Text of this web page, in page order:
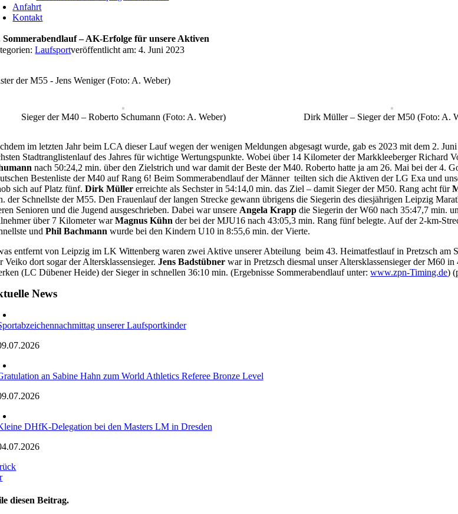
Anfahrt
Kontakt
Sommerabendlauf – AK-Erfolge für unsere Aktiven
Laufsportveröffentlicht am: 4. Juni 2023
der M55 - Jens Weniger (Foto: A. Weber)
Sieger der M40 – Roberto Schumann (Foto: A. Weber) Dirk Müller – Sieger der M50 (Foto: A.
im letzten Jahr beim LCA dieser Lauf wegen der wenigen Meldungen abgesagt wurde, gab es 2023 mit dem 2.
Stadtranglistenlauf des Jahres für wichtige Wertungspunkte. Wobei über 14 Kilometer der Markkleeberger Richard
nach 50:24,2 min. über den Zielstrich und war damit der Beste der M40. Roberto hatte ja am 26. Mai bei der 4.
Bestenliste der M40 auf Rang 6! Beim Sommerabendlauf der Männer teilten sich die Aktiven der LG Exa und
sich auf Platz fünf.Dirk Müller erreichte als Sechster in 54:14,0 min. das Ziel – damit Sieger der M50. Rang acht für
der Schnellste der M55. Den Frauenlauf der langen Strecke gewann übrigens die Siegerin des diesjährigen Leipzig
Senioren und die Jugend ausgeschrieben. Dabei war unsere Angela Krapp die Siegerin der W60 nach 35:47,7 min.
über 7 Kilometer warMagnus Kühn der bei der MJU16 nach 43:05,3 min. Rang fünf belegte. Auf der 2-km-
undPhil Bachmann wurde bei den Kindern U10 in 8:55,6 min. der Vierte.
entfernt von Leipzig im LK Wittenberg waren zwei Aktive unserer Abteilung beim 43. Heimatfestlauf in Pretzsch am
Veiko dort sogar der Altersklassensieger.Jens Badstübner war in Pretzsch diesmal unser Altersklassensieger der M60
(LC Dübener Heide) der Sieger in schnellen 36:10 min. (Ergebnisse Sommerabendlauf unter:www.zpn-Timing.de)
News
unserer Laufsportkinder
an Sabine Hahn zum World Athletics Referee Bronze Level
DHfK-Delegation bei den Masters LM in Dresden
diesen Beitrag.